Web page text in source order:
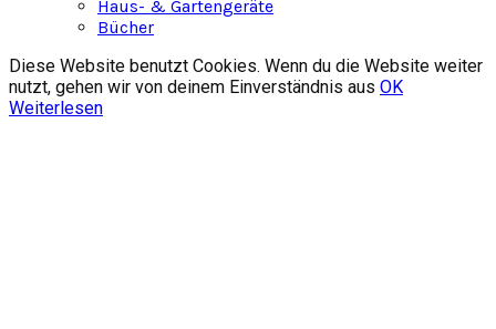
Haus- & Gartengeräte
Bücher
Diese Website benutzt Cookies. Wenn du die Website weiter
nutzt, gehen wir von deinem Einverständnis aus OK
Weiterlesen